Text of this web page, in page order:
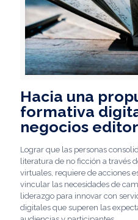
Hacia una
formativa
negocios
Lograr que las personas
literatura de no ficción a través
virtuales, requiere de acciones
vincular las necesidades de
liderazgo para innovar con
digitales que superen las